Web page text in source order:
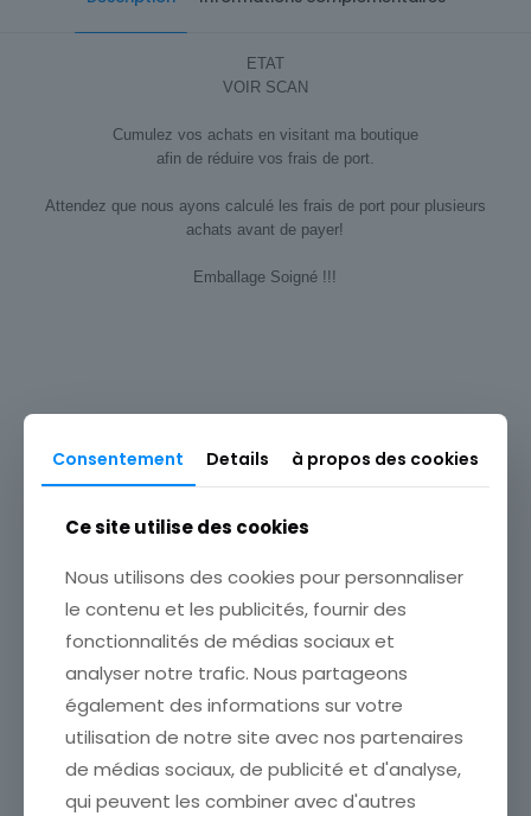
ETAT
VOIR SCAN
Cumulez vos achats en visitant ma boutique
afin de réduire vos frais de port.
Attendez que nous ayons calculé les frais de port pour plusieurs
achats avant de payer!
Emballage Soigné !!!
Origine
Thème
Photographie
Consentement Details à propos des cookies
Ce site utilise des cookies
Nous utilisons des cookies pour personnaliser
le contenu et les publicités, fournir des
fonctionnalités de médias sociaux et
analyser notre trafic. Nous partageons
également des informations sur votre
utilisation de notre site avec nos partenaires
de médias sociaux, de publicité et d'analyse,
qui peuvent les combiner avec d'autres